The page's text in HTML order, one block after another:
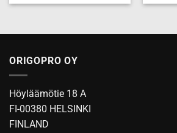
ORIGOPRO OY
Höyläämötie 18 A
FI-00380 HELSINKI
FINLAND